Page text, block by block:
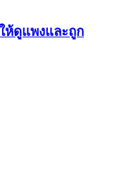
ห้ดูแพงและถูก